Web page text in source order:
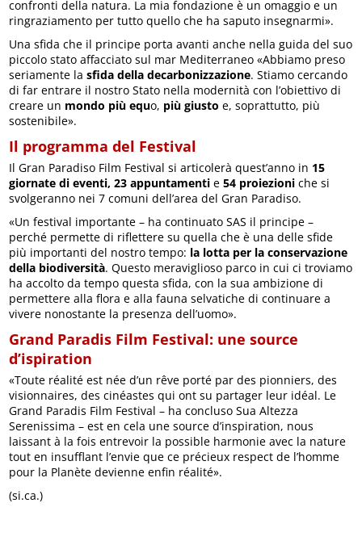
confronti della natura. La mia fondazione è un omaggio e un
ringraziamento per tutto quello che ha saputo insegnarmi».
Una sfida che il principe porta avanti anche nella guida del suo
piccolo stato affacciato sul mar Mediterraneo «Abbiamo preso
seriamente lasfida della decarbonizzazione. Stiamo cercando
di far entrare il nostro Stato nella modernità con l’obiettivo di
creare un mondo più equo, più giusto e, soprattutto, più
sostenibile».
Il programma del Festival
Il Gran Paradiso Film Festival si articolerà quest’anno in 15
giornate di eventi, 23 appuntamenti e54 proiezioni che si
svolgeranno nei 7 comuni dell’area del Gran Paradiso.
«Un festival importante – ha continuato SAS il principe –
perché permette di riflettere su quella che è una delle sfide
più importanti del nostro tempo: la lotta per la conservazione
della biodiversità. Questo meraviglioso parco in cui ci troviamo
ha accolto da tempo questa sfida, con la sua ambizione di
permettere alla flora e alla fauna selvatiche di continuare a
vivere nonostante la presenza dell’uomo».
Grand Paradis Film Festival: une source
d’ispiration
«Toute réalité est née d’un rêve porté par des pionniers, des
visionnaires, des cinéastes qui ont su partager leur idéal. Le
Grand Paradis Film Festival – ha concluso Sua Altezza
Serenissima – est en cela une source d’inspiration, nous
laissant à la fois entrevoir la possible harmonie avec la nature
tout en insufflant l’envie que ce précieux respect de l’homme
pour la Planète devienne enfin réalité».
(si.ca.)